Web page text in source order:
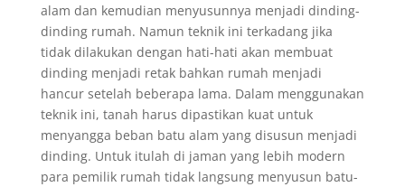
alam dan kemudian menyusunnya menjadi dinding-
dinding rumah. Namun teknik ini terkadang jika
tidak dilakukan dengan hati-hati akan membuat
dinding menjadi retak bahkan rumah menjadi
hancur setelah beberapa lama. Dalam menggunakan
teknik ini, tanah harus dipastikan kuat untuk
menyangga beban batu alam yang disusun menjadi
dinding. Untuk itulah di jaman yang lebih modern
para pemilik rumah tidak langsung menyusun batu-